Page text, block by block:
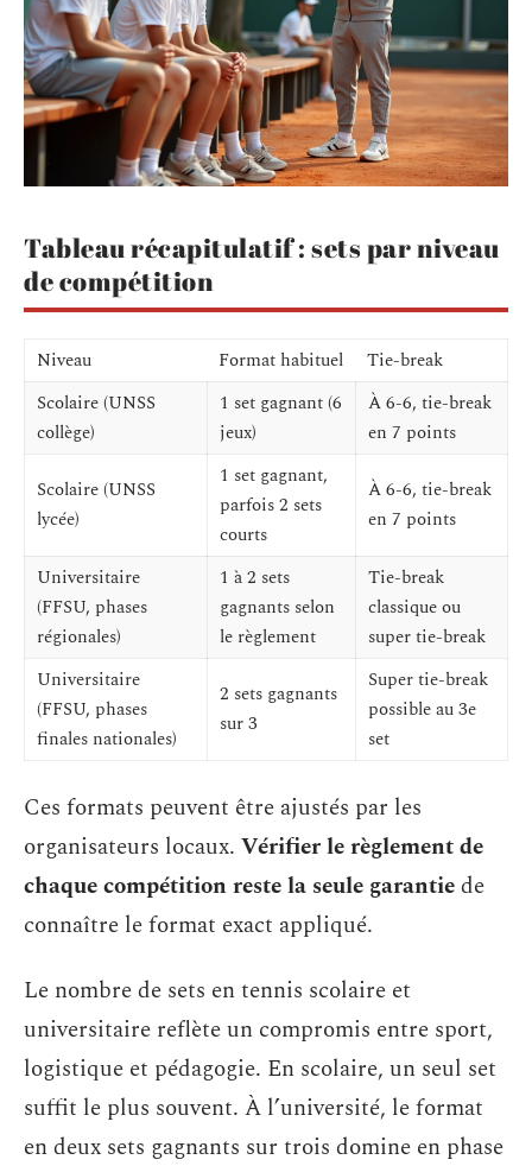
Tableau récapitulatif : sets par niveau
de compétition
Niveau Format habituel
Tie-break
Scolaire (UNSS
collège)
1 set gagnant (6
jeux)
À 6-6, tie-break
en 7 points
Scolaire (UNSS
lycée)
1 set gagnant,
parfois 2 sets
courts
À 6-6, tie-break
en 7 points
Universitaire
(FFSU, phases
régionales)
1 à 2 sets
gagnants selon
le règlement
Tie-break
classique ou
super tie-break
Universitaire
(FFSU, phases
finales nationales)
2 sets gagnants
sur 3
Super tie-break
possible au 3e
set
Ces formats peuvent être ajustés par les
organisateurs locaux. Vérifier le règlement de
chaque compétition reste la seule garantiede
connaître le format exact appliqué.
Le nombre de sets en tennis scolaire et
universitaire reflète un compromis entre sport,
logistique et pédagogie. En scolaire, un seul set
suffit le plus souvent. À l’université, le format
en deux sets gagnants sur trois domine en phase